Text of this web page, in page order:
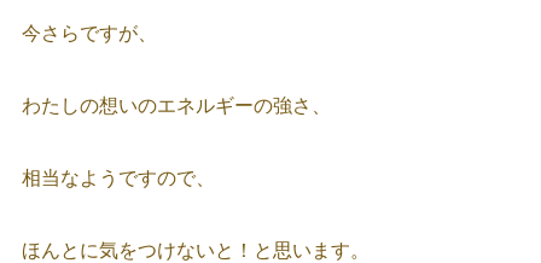
今さらですが、
わたしの想いのエネルギーの強さ、
相当なようですので、
ほんとに気をつけないと！と思います。